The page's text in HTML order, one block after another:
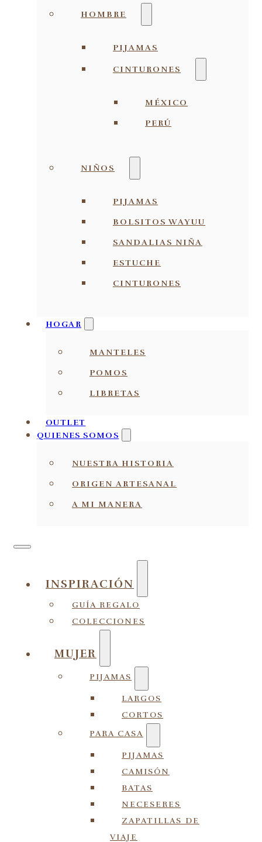
HOMBRE
PIJAMAS
CINTURONES
MÉXICO
PERÚ
NIÑOS
PIJAMAS
BOLSITOS WAYUU
SANDALIAS NIÑA
ESTUCHE
CINTURONES
HOGAR
MANTELES
POMOS
LIBRETAS
OUTLET
QUIENES SOMOS
NUESTRA HISTORIA
ORIGEN ARTESANAL
A MI MANERA
INSPIRACIÓN
GUÍA REGALO
COLECCIONES
MUJER
PIJAMAS
LARGOS
CORTOS
PARA CASA
PIJAMAS
CAMISÓN
BATAS
NECESERES
ZAPATILLAS DE
VIAJE